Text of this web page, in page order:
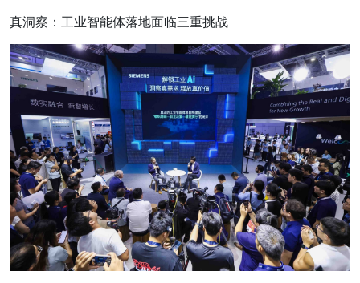
真洞察：工业智能体落地面临三重挑战